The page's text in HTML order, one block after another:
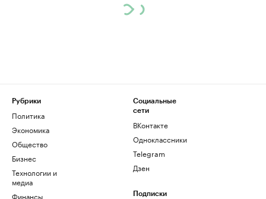
Рубрики
Политика
Экономика
Общество
Бизнес
Технологии и
медиа
Финансы
Социальные
сети
ВКонтакте
Одноклассники
Telegram
Дзен
Подписки